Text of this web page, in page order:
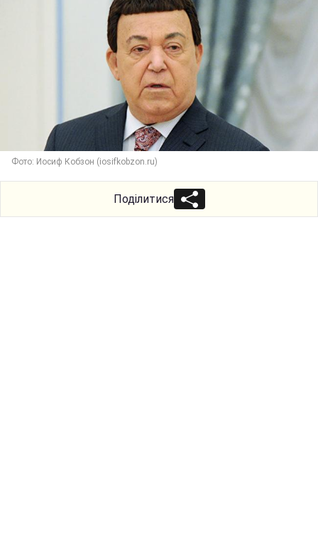
Фото: Иосиф Кобзон (iosifkobzon.ru)
Поділитися